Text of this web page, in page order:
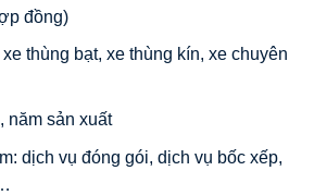
đồng)
thùng bạt, xe thùng kín, xe chuyên
năm sản xuất
dịch vụ đóng gói, dịch vụ bốc xếp,